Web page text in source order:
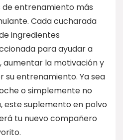
de entrenamiento más
Cada cucharada
ingredientes
para ayudar a
aumentar la motivación y
entrenamiento. Ya sea
o simplemente no
este suplemento en polvo
tu nuevo compañero